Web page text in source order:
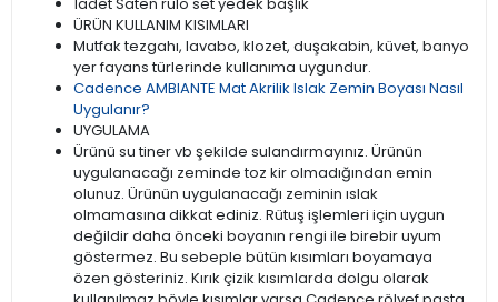
1adet Saten rulo set yedek başlık
ÜRÜN KULLANIM KISIMLARI
Mutfak tezgahı, lavabo, klozet, duşakabin, küvet, banyo
yer fayans türlerinde kullanıma uygundur.
Cadence AMBIANTE Mat Akrilik Islak Zemin Boyası Nasıl
Uygulanır?
UYGULAMA
Ürünü su tiner vb şekilde sulandırmayınız. Ürünün
uygulanacağı zeminde toz kir olmadığından emin
olunuz. Ürünün uygulanacağı zeminin ıslak
olmamasına dikkat ediniz. Rütuş işlemleri için uygun
değildir daha önceki boyanın rengi ile birebir uyum
göstermez. Bu sebeple bütün kısımları boyamaya
özen gösteriniz. Kırık çizik kısımlarda dolgu olarak